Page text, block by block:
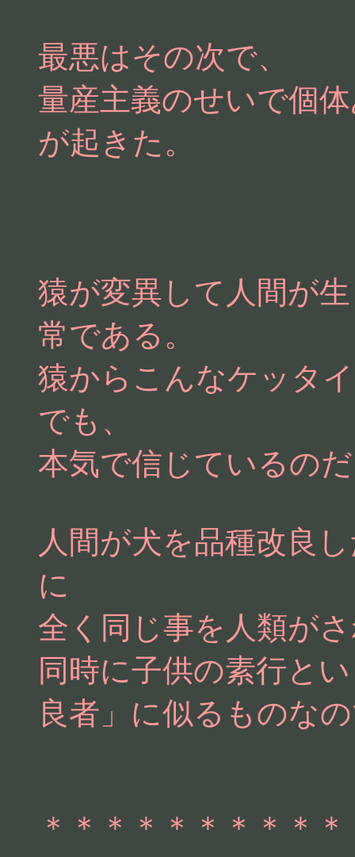
最悪はその次で、
量産主義のせいで個
が起きた。
猿が変異して人間が
常である。
猿からこんなケッタ
でも、
本気で信じているの
人間が犬を品種改良
に
全く同じ事を人類が
同時に子供の素行と
良者」に似るものな
＊＊＊＊＊＊＊＊＊